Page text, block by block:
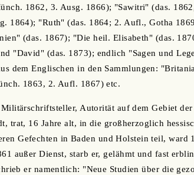
1862, 3. Ausg. 1866); "Sawitri" (das.
1864); "Ruth" (das. 1864; 2. Aufl., Gotha
(das. 1867); "Die heil. Elisabeth" (das.
"David" (das. 1873); endlich "Sagen und
dem Englischen in den Sammlungen:
1863, 2. Aufl. 1867) etc.
Autorität auf dem Gebiet
trat, 16 Jahre alt, in die großherzoglich
Gefechten in Baden und Holstein teil,
außer Dienst, starb er, gelähmt und fast
er namentlich: "Neue Studien über die